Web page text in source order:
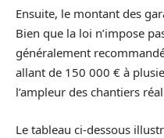
Ensuite, le montant des
Bien que la loi n’impose
généralement
allant de 150 000 € à
l’ampleur des chantiers
Le tableau ci-dessous